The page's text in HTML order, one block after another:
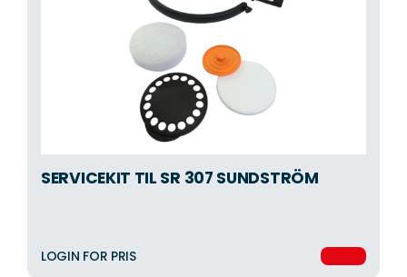
SERVICEKIT TIL SR 307 SUNDSTRÖM
LOGIN FOR PRIS